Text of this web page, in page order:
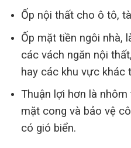
Ốp nội thất cho ô tô,
Ốp mặt tiền ngôi nhà,
các vách ngăn nội
hay các khu vực khác
Thuận lợi hơn là
mặt cong và bảo vệ
có gió biển.